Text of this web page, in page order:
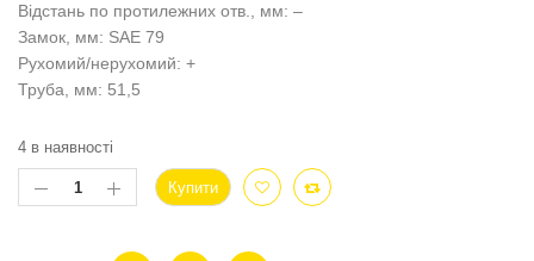
Відстань по протилежних отв., мм: –
Замок, мм: SAE 79
Рухомий/нерухомий: +
Труба, мм: 51,5
4 в наявності
Купити